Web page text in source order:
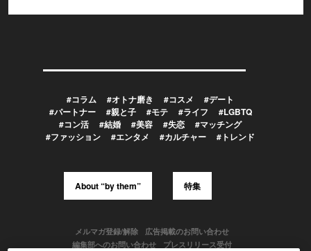
#コラム #オトナ磨き #コスメ
#デート
#パートナー
#親と子 #モテ #ライフ
#LGBTQ
#コン活
#結婚 #美容 #失恋
#マッチング
#ファッション
#エンタメ #カルチャー #トレンド
About “by them” 特集
メルマガ登録/解除
広告掲載のお問い合わせ
編集部へのお問い合わせ
プレスリリース受付